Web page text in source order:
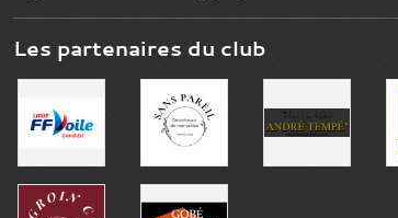
Les partenaires du club